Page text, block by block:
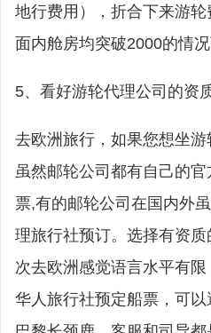
地行费用），折合下来游
面内舱房均突破2000的情
5、看好游轮代理公司的资
去欧洲旅行，如果您想坐
虽然邮轮公司都有自己的
票,有的邮轮公司在国内外
理旅行社预订。选择有资
次去欧洲感觉语言水平有
华人旅行社预定船票，可